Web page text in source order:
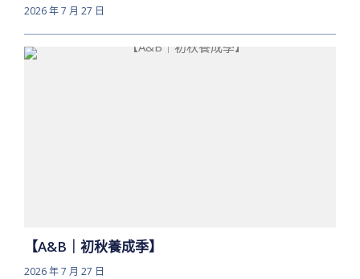
2026 年 7 月 27 日
【A&B｜初秋養成季】
2026 年 7 月 27 日